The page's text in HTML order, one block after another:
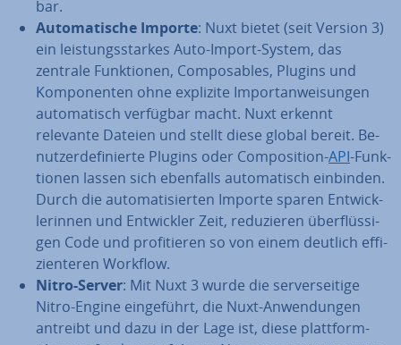
bar.
Au­to­ma­ti­sche Importe: Nuxt bietet (seit Version 3)
ein leis­tungs­star­kes Auto-Import-System, das
zentrale Funk­tio­nen, Com­posables, Plugins und
Kom­po­nen­ten ohne explizite Im­port­an­wei­sun­gen
au­to­ma­tisch verfügbar macht. Nuxt erkennt
relevante Dateien und stellt diese global bereit. Be­
nut­zer­de­fi­nier­te Plugins oder Com­po­si­ti­on-API-Funk­
tio­nen lassen sich ebenfalls au­to­ma­tisch einbinden.
Durch die au­to­ma­ti­sier­ten Importe sparen Ent­wick­
le­rin­nen und Ent­wick­ler Zeit, re­du­zie­ren über­flüs­si­
gen Code und pro­fi­tie­ren so von einem deutlich ef­fi­
zi­en­te­ren Workflow.
Nitro-Server: Mit Nuxt 3 wurde die ser­ver­sei­ti­ge
Nitro-Engine ein­ge­führt, die Nuxt-An­wen­dun­gen
antreibt und dazu in der Lage ist, diese platt­form­